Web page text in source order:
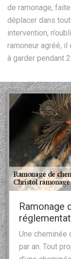
de ramonage,
déplacer dans
intervention,
ramoneur agréé,
à garder pendant
Ramonage
Une cheminée
par an. Tout